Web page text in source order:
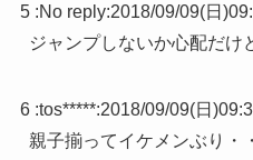
5 :No reply:2018/09/09(日
ジャンプしないか心配だけ
6 :tos*****:2018/09/09(日
親子揃ってイケメンぶり・